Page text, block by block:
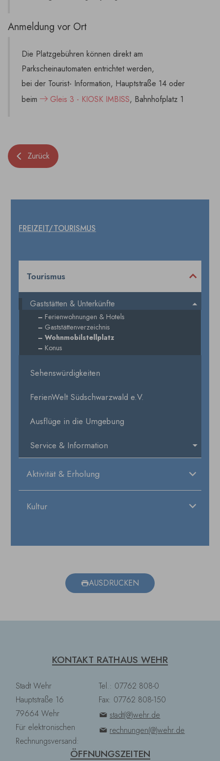
Anmeldung vor Ort
Die Platzgebühren können direkt am
Parkscheinautomaten entrichtet werden,
bei der Tourist- Information, Hauptstraße 14 oder
beim
Gleis 3 - KIOSK IMBISS, Bahnhofplatz 1
Zurück
FREIZEIT/TOURISMUS
Tourismus
Gaststätten & Unterkünfte
Ferienwohnungen & Hotels
Gaststättenverzeichnis
Wohnmobilstellplatz
Konus
Sehenswürdigkeiten
FerienWelt Südschwarzwald e.V.
Ausflüge in die Umgebung
Service & Information
Aktivität & Erholung
Kultur
AUSDRUCKEN
KONTAKT RATHAUS WEHR
Stadt Wehr
Hauptstraße 16
79664 Wehr
Für elektronischen
Rechnungsversand:
Tel.: 07762 808-0
Fax: 07762 808-150
stadt(@)wehr.de
rechnungen(@)wehr.de
ÖFFNUNGSZEITEN